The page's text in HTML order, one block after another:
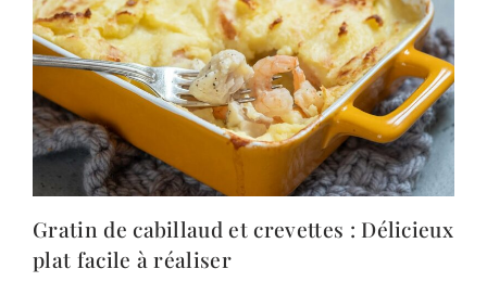
Gratin de cabillaud et crevettes : Délicieux
plat facile à réaliser